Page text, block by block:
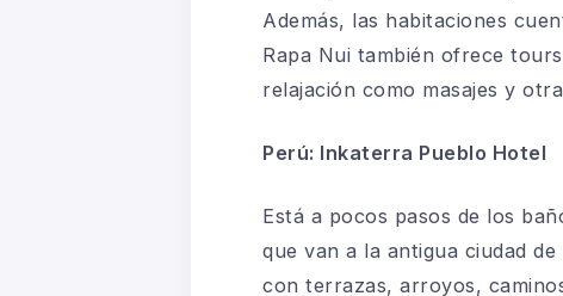
Además, las habitaciones
Rapa Nui también ofrece
relajación como masajes y
Perú: Inkaterra Pueblo Hotel
Está a pocos pasos de los
que van a la antigua ciudad
con terrazas, arroyos,